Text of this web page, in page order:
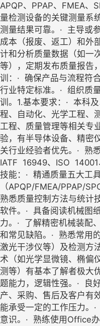
APQP、PPAP、FMEA、
量检测设备的关键测量系
测量结果可靠。· 主导或
成本（报废、返工）和外
计和分析质量数据（如一
等），定期发布质量报告
训：· 确保产品与流程符
行业特定标准。· 组织质
训。1.基本要求：· 本科
程、自动化、光学工程、
工程、质量管理等相关专
验，有半导体设备、精密
关行业经验者优先。· 熟
IATF 16949、ISO
技能：· 精通质量五大工
（APQP/FMEA/PPAP/
熟悉质量控制方法与统计
软件。· 具备阅读机械图
力。· 了解精密机械装配
和常见缺陷。· 熟悉常用
激光干涉仪等）及检测方
术（如光学显微镜、椭偏
测等）有基本了解者极大
题能力，逻辑性强。· 良
产、采购、售后及客户有
能承受一定的工作压力。
意识。· 熟练使用Office办